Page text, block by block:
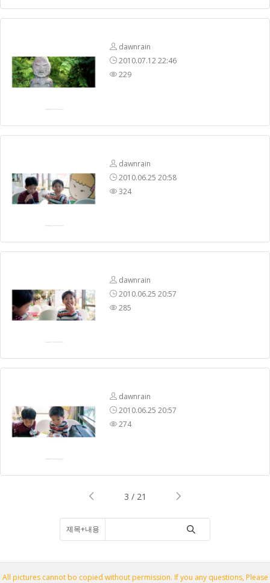
dawnrain
2010.07.12 22:46
229
dawnrain
2010.06.25 20:58
324
dawnrain
2010.06.25 20:57
285
dawnrain
2010.06.25 20:57
274
3 / 21
All pictures cannot bo copied without permission. If you any questions, Please